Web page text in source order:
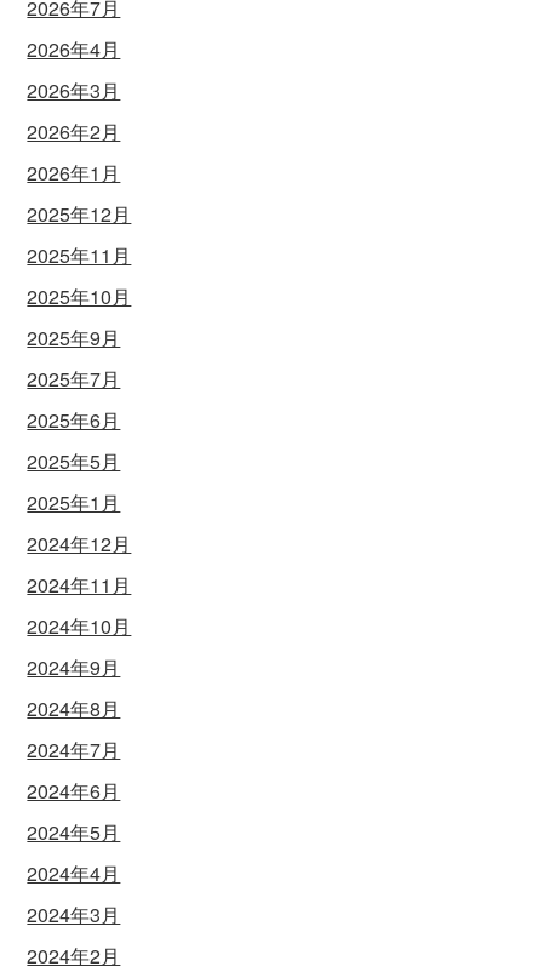
2026年7月
2026年4月
2026年3月
2026年2月
2026年1月
2025年12月
2025年11月
2025年10月
2025年9月
2025年7月
2025年6月
2025年5月
2025年1月
2024年12月
2024年11月
2024年10月
2024年9月
2024年8月
2024年7月
2024年6月
2024年5月
2024年4月
2024年3月
2024年2月